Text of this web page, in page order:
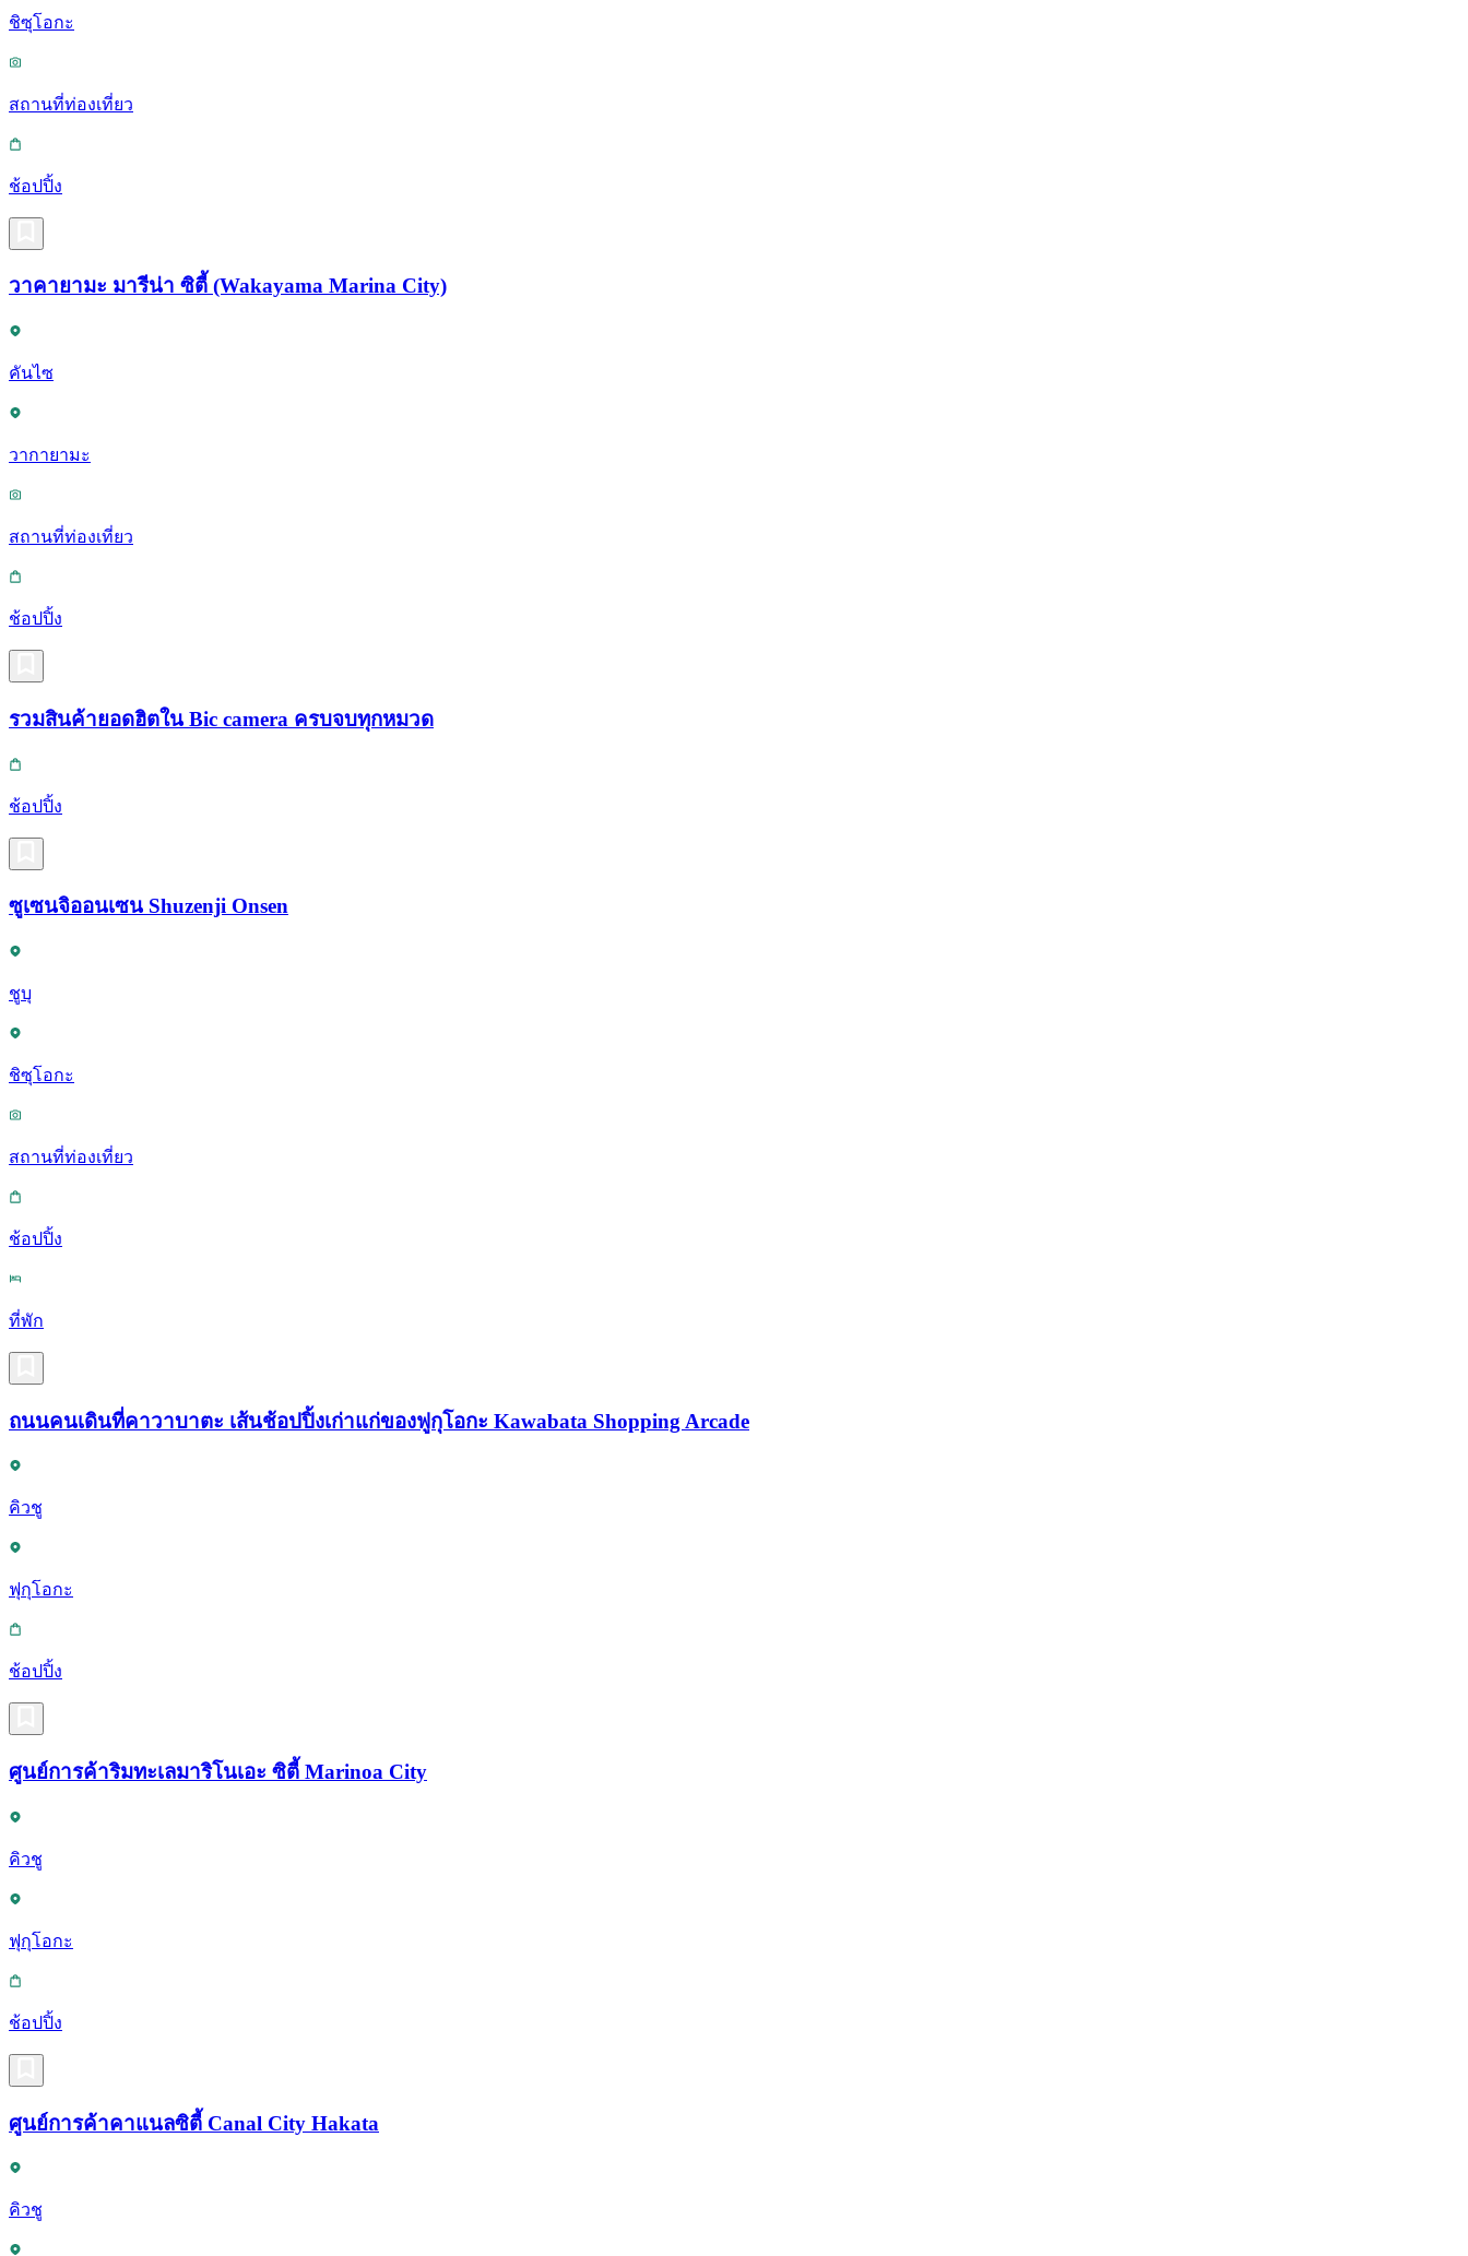
ชิซุโอกะ
สถานที่ท่องเที่ยว
ช้อปปิ้ง
วาคายามะ มารีน่า ซิตี้ (Wakayama Marina City)
คันไซ
วากายามะ
สถานที่ท่องเที่ยว
ช้อปปิ้ง
รวมสินค้ายอดฮิตใน Bic camera ครบจบทุกหมวด
ช้อปปิ้ง
ซูเซนจิออนเซน Shuzenji Onsen
ชูบุ
ชิซุโอกะ
สถานที่ท่องเที่ยว
ช้อปปิ้ง
ที่พัก
ถนนคนเดินที่คาวาบาตะ เส้นช้อปปิ้งเก่าแก่ของฟูกุโอกะ Kawabata Shopping Arcade
คิวชู
ฟุกุโอกะ
ช้อปปิ้ง
ศูนย์การค้าริมทะเลมาริโนเอะ ซิตี้ Marinoa City
คิวชู
ฟุกุโอกะ
ช้อปปิ้ง
ศูนย์การค้าคาแนลซิตี้ Canal City Hakata
คิวชู